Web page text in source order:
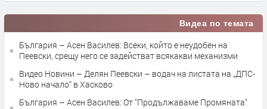
Видеа по темата
България – Асен Василев: Всеки, който е неудобен на
Пеевски, срещу него се задействат всякакви механизми
Видео Новини – Делян Пеевски – водач на листата на „ДПС-
Ново начало“ в Хасково
България – Асен Василев: От "Продължаваме Промяната"